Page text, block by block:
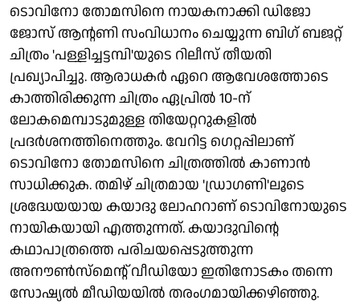
ടൊവിനോ തോമസിനെ നായകനാക്കി ഡിജോ
ജോസ് ആന്റണി സംവിധാനം ചെയ്യുന്ന ബിഗ് ബജറ്റ്
ചിത്രം 'പള്ളിച്ചട്ടമ്പി'യുടെ റിലീസ് തീയതി
പ്രഖ്യാപിച്ചു. ആരാധകര്‍ ഏറെ ആവേശത്തോടെ
കാത്തിരിക്കുന്ന ചിത്രം ഏപ്രില്‍ 10-ന്
ലോകമെമ്പാടുമുള്ള തിയേറ്ററുകളില്‍
പ്രദര്‍ശനത്തിനെത്തും. വേറിട്ട ഗെറ്റപ്പിലാണ്
ടൊവിനോ തോമസിനെ ചിത്രത്തില്‍ കാണാന്‍
സാധിക്കുക. തമിഴ് ചിത്രമായ 'ഡ്രാഗണി'ലൂടെ
ശ്രദ്ധേയയായ കയാദു ലോഹറാണ് ടൊവിനോയുടെ
നായികയായി എത്തുന്നത്. കയാദുവിന്റെ
കഥാപാത്രത്തെ പരിചയപ്പെടുത്തുന്ന
അനൗണ്‍സ്മെന്റ് വീഡിയോ ഇതിനോടകം തന്നെ
സോഷ്യല്‍ മീഡിയയില്‍ തരംഗമായിക്കഴിഞ്ഞു.